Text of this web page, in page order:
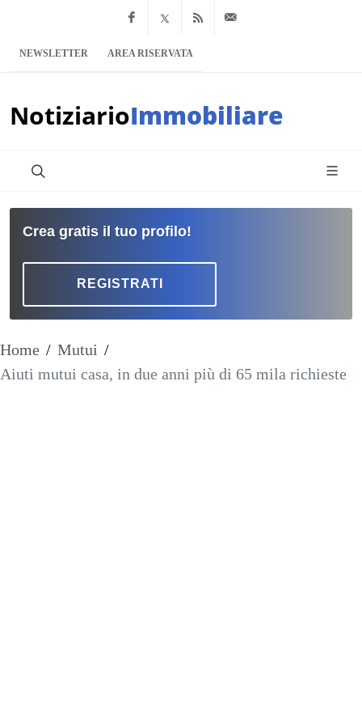
Facebook
x.com Feed RSS
NEWSLETTER AREA RISERVATA
NotiziarioImmobiliare
Crea gratis il tuo profilo!
REGISTRATI
Home / Mutui /
Aiuti mutui casa, in due anni più di 65 mila richieste